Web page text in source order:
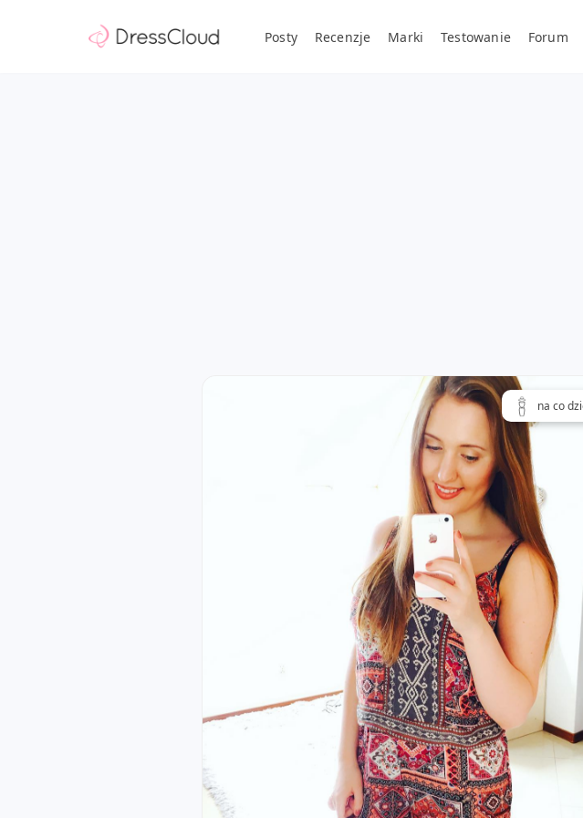
Posty Recenzje Marki Testowanie Forum
na co